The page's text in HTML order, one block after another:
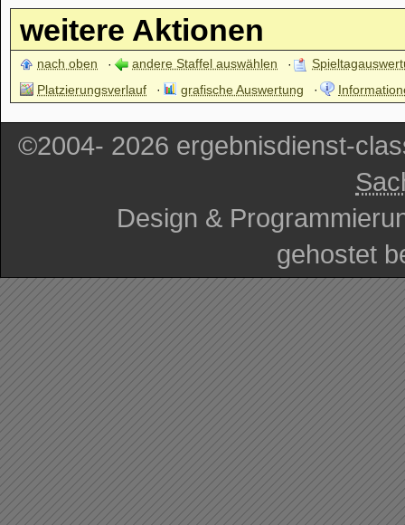
weitere Aktionen
nach oben andere Staffel auswählen
Platzierungsverlauf
grafische Auswertung
©2004- 2026 ergebnisdienst-
Design &
gehostet